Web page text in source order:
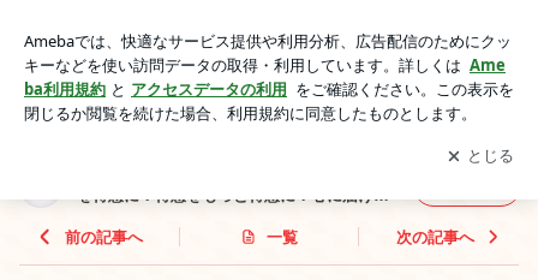
の心を伝えます❤️苦手を得意に！得意をもっと得意に！心に届
けるハンドメイド教室❤️
アプリをダウンロードして ブログの更新通知
を受け取りまし
ょう。
開く
を得意に！得意をもっと得意に！心に届ける
前の記事へ 一覧 次の記事へ